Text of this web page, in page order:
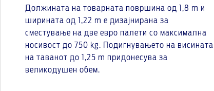
Должината на товарната површина од 1,8 m и
ширината од 1,22 m е дизајнирана за
сместување на две евро палети со максимална
носивост до 750 kg. Подигнувањето на висината
на таванот до 1,25 m придонесува за
великодушен обем.